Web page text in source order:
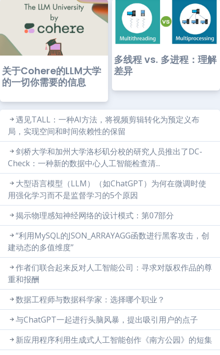
关于Cohere的LLM大学
的一切你需要的信息
多线程 vs. 多进程：理解
差异
遇见TALL：一种AI方法，将视频剪辑转化为预定义布
局，实现空间和时间依赖性的保留
剑桥大学和加州大学洛杉矶分校的研究人员推出了DC-
Check：一种新的数据中心人工智能检查清...
大型语言模型（LLM）（如ChatGPT）为何在微调时使
用强化学习而不是监督学习的5个原因
揭示物理感知神经网络的设计模式：第07部分
“利用MySQL的JSON_ARRAYAGG函数进行黑客攻击，创
建动态的多值维度”
作者们联合起来反对人工智能公司：寻求对版权作品的尊
重和报酬
数据工程师与数据科学家：选择哪个职业？
与ChatGPT一起进行头脑风暴，提出吸引用户的点子
新应用程序利用生成式人工智能创作《南方公园》的短集